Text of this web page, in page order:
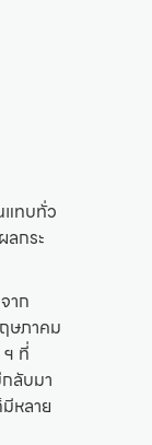
แทบทั่ว
ลกระ
าก
ษภาคม
ที่
ลับมา
หลาย